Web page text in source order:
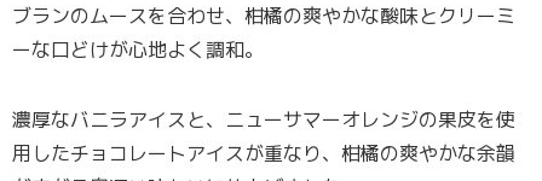
ブランのムースを合わせ、柑橘の爽やかな酸味とクリーミ
ーな口どけが心地よく調和。
濃厚なバニラアイスと、ニューサマーオレンジの果皮を使
用したチョコレートアイスが重なり、柑橘の爽やかな余韻